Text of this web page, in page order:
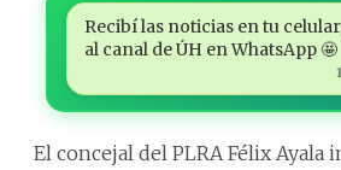
Recibí las noticias en tu
al canal de ÚH en WhatsApp 🤩
El concejal del PLRA Félix Ayala